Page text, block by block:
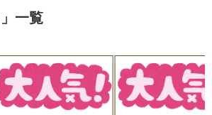
」 一覧